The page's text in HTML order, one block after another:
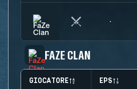
FAZE CLAN
GIOCATORE EPS